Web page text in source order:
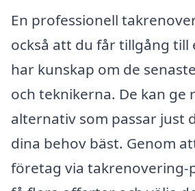
En professionell
också att du får tillgång till
har kunskap om de
och teknikerna. De kan ge
alternativ som passar just
dina behov bäst. Genom
företag via takrenovering-